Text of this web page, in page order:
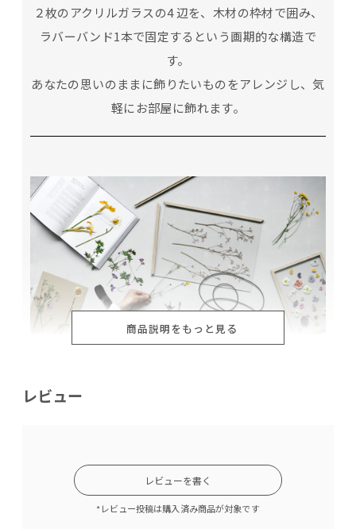
２枚のアクリルガラスの4 辺を、木材の枠材で囲み、
ラバーバンド1本で固定するという画期的な構造で
す。
あなたの思いのままに飾りたいものをアレンジし、気
軽にお部屋に飾れます。
商品説明をもっと見る
レビュー
レビューを書く
*レビュー投稿は購入済み商品が対象です